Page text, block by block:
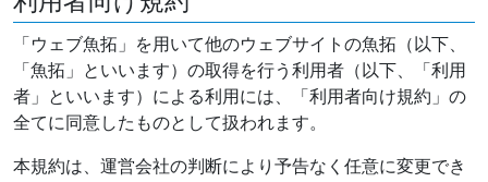
「ウェブ魚拓」を用いて他のウェブサイトの魚拓（以下、
「魚拓」といいます）の取得を行う利用者（以下、「利用
者」といいます）による利用には、「利用者向け規約」の
全てに同意したものとして扱われます。
本規約は、運営会社の判断により予告なく任意に変更でき